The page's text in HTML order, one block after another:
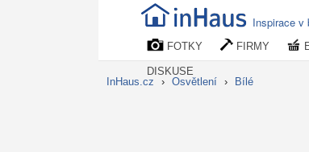
Inspirace v
FOTKY FIRMY
DISKUSE
InHaus.cz
› Osvětlení › Bílé